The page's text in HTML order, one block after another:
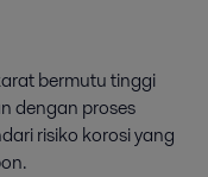
bermutu tinggi
dengan proses
risiko korosi yang